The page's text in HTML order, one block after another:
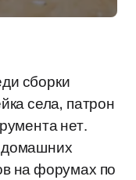
сборки
села, патрон
нет.
домашних
на форумах по